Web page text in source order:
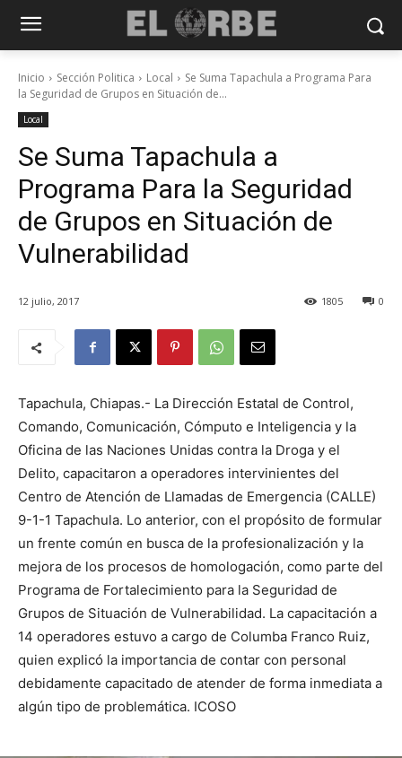
Inicio Sección Politica Local
Se Suma Tapachula a Programa Para
la Seguridad de Grupos en Situación de...
Local
Se Suma Tapachula a
Programa Para la Seguridad
de Grupos en Situación de
Vulnerabilidad
12 julio, 2017 0
1805
Tapachula, Chiapas.- La Dirección Estatal de Control,
Comando, Comunicación, Cómputo e Inteligencia y la
Oficina de las Naciones Unidas contra la Droga y el
Delito, capacitaron a operadores intervinientes del
Centro de Atención de Llamadas de Emergencia (CALLE)
9-1-1 Tapachula. Lo anterior, con el propósito de formular
un frente común en busca de la profesionalización y la
mejora de los procesos de homologación, como parte del
Programa de Fortalecimiento para la Seguridad de
Grupos de Situación de Vulnerabilidad. La capacitación a
14 operadores estuvo a cargo de Columba Franco Ruiz,
quien explicó la importancia de contar con personal
debidamente capacitado de atender de forma inmediata a
algún tipo de problemática. ICOSO